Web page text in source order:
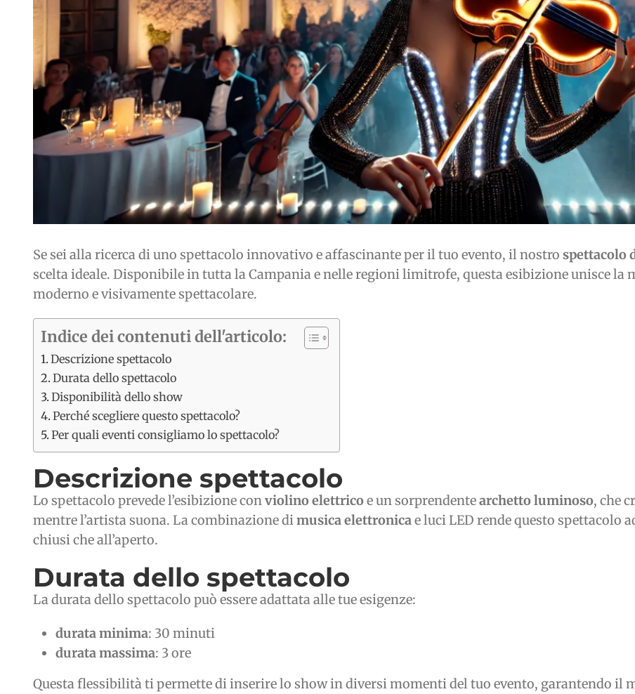
Se sei alla ricerca di uno spettacolo innovativo e affascinante per il tuo evento, il nostro spettacolo
scelta ideale. Disponibile in tutta la Campania e nelle regioni limitrofe, questa esibizione unisce la
moderno e visivamente spettacolare.
Indice dei contenuti dell'articolo:
Descrizione spettacolo
Durata dello spettacolo
Disponibilità dello show
Perché scegliere questo spettacolo?
Per quali eventi consigliamo lo spettacolo?
Descrizione spettacolo
Lo spettacolo prevede l’esibizione con violino elettricoe un sorprendentearchetto luminoso, che
mentre l’artista suona. La combinazione di musica elettronica e luci LED rende questo spettacolo
chiusi che all’aperto.
Durata dello spettacolo
La durata dello spettacolo può essere adattata alle tue esigenze:
durata minima: 30 minuti
durata massima: 3 ore
Questa flessibilità ti permette di inserire lo show in diversi momenti del tuo evento, garantendo il